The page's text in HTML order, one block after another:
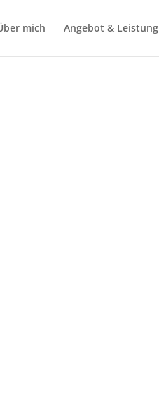
mich Angebot & Leistung